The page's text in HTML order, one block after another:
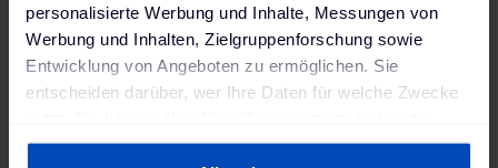
personalisierte Werbung und Inhalte, Messungen von
Werbung und Inhalten, Zielgruppenforschung sowie
Entwicklung von Angeboten zu ermöglichen. Sie
entscheiden darüber, wer Ihre Daten für welche Zwecke
Cookie-Erklärung oder durch Klicken auf das Privacy
MID-konformer Energiezähler
Die Energiezähler der KEBA KeContact P30
c-series Ladestation ist MID-konform.
Damit kannst du den Strom